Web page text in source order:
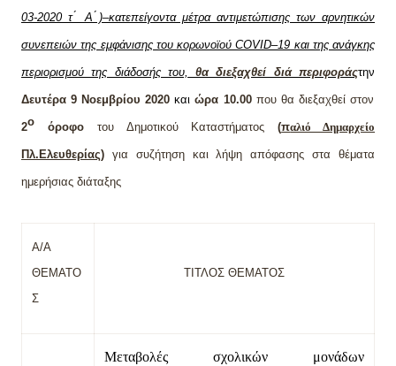
03-2020 τ ́ Α ́)–κατεπείγοντα μέτρα αντιμετώπισης των αρνητικών
συνεπειών της εμφάνισης του κορωνοϊού COVID–19 και της ανάγκης
περιορισμού της διάδοσής του, θα διεξαχθεί διά περιφοράςτην
Δευτέρα9 Νοεμβρίου 2020καιώρα 10.00 που θα διεξαχθεί στον
2ο όροφοτου Δημοτικού Καταστήματος (παλιό Δημαρχείο
Πλ.Ελευθερίας) για συζήτηση και λήψη απόφασης στα θέματα
ημερήσιας διάταξης
Α/Α
ΘΕΜΑΤΟ
Σ
ΤΙΤΛΟΣ ΘΕΜΑΤΟΣ
Mεταβολές σχολικών μονάδων